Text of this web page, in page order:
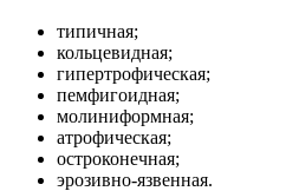
типичная;
кольцевидная;
гипертрофическая;
пемфигоидная;
молиниформная;
атрофическая;
остроконечная;
эрозивно-язвенная.